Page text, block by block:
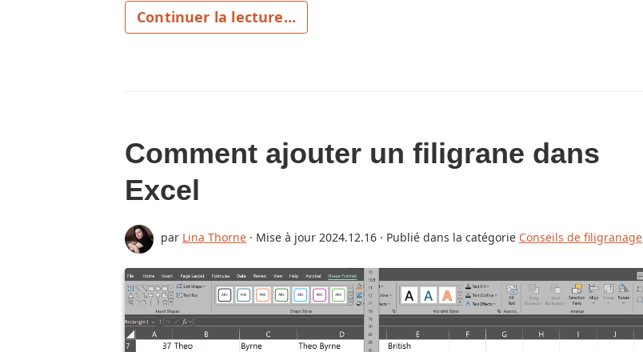
Continuer la lecture...
Comment ajouter un filigrane dans
Excel
par Lina Thorne · Mise à jour 2024.12.16 · Publié dans la catégorie Conseils de filigranage